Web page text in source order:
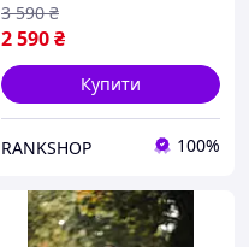
2 590₴
3 590 ₴
Купити
RANKSHOP 100%